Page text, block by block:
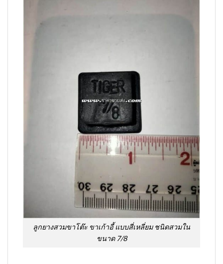
ลูกยางสวมขาโต๊ะ ขาเก้าอี้ แบบสี่เหลี่ยม ชนิดสวมใน
ขนาด 7/8